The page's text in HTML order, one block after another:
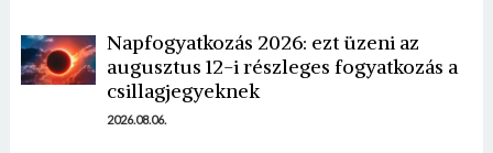
Napfogyatkozás 2026: ezt üzeni az
augusztus 12-i részleges fogyatkozás a
csillagjegyeknek
2026.08.06.